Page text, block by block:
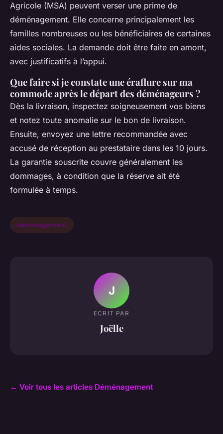
Agricole (MSA) peuvent verser une prime de
déménagement. Elle concerne principalement les
familles nombreuses ou les bénéficiaires de certaines
aides sociales. La demande doit être faite en amont,
avec justificatifs à l’appui.
Que faire si je constate une éraflure sur ma
commode après le départ des déménageurs ?
Dès la livraison, inspectez soigneusement vos biens
et notez toute anomalie sur le bon de livraison.
Ensuite, envoyez une lettre recommandée avec
accusé de réception au prestataire dans les 10 jours.
La garantie souscrite couvre généralement les
dommages, à condition que la réserve ait été
formulée à temps.
demenagement
J
ECRIT PAR
Joëlle
← Voir tous les articles Déménagement